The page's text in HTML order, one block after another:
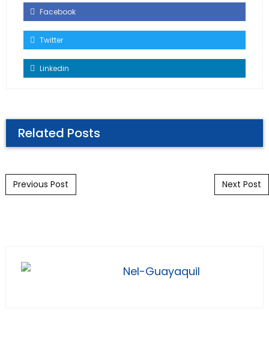
Facebook
Twitter
Linkedin
Related Posts
Post navigation
Previous Post Next Post
Nel-Guayaquil